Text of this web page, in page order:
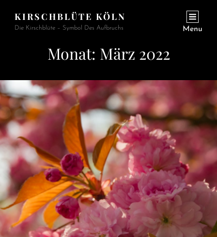
KIRSCHBLÜTE KÖLN
Die Kirschblüte – Symbol Des Aufbruchs Menu
Monat: März 2022